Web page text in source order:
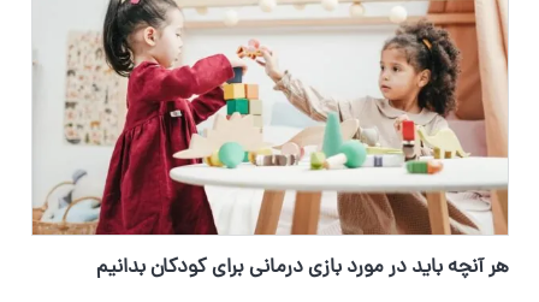
هر آنچه باید در مورد بازی درمانی برای کودکان بدانیم